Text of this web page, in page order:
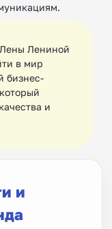
Лениной
в мир
бизнес-
и
и